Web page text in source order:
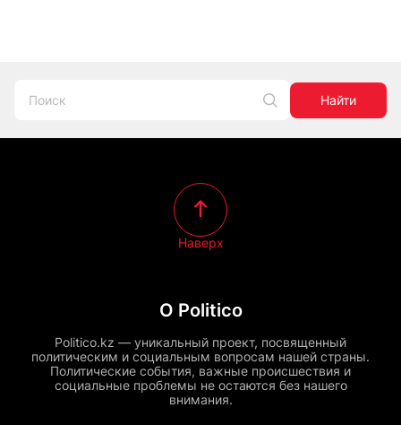
Найти
О Politico
Politico.kz — уникальный проект, посвященный
политическим и социальным вопросам нашей страны.
Политические события, важные происшествия и
социальные проблемы не остаются без нашего
внимания.
Наверх